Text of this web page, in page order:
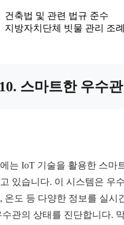
건축법 및 관련 법규 준수
지방자치단체 빗물 관리 조
스마트한 우수
는 IoT 기술을 활용한 스마
있습니다. 이 시스템은 우
온도 등 다양한 정보를 실시
수관의 상태를 진단합니다.